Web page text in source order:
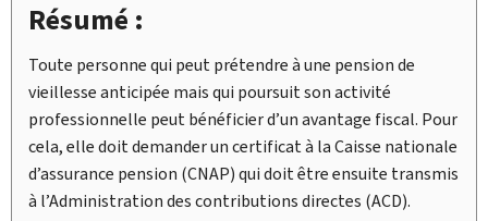
Résumé :
Toute personne qui peut prétendre à une pension de
vieillesse anticipée mais qui poursuit son activité
professionnelle peut bénéficier d’un avantage fiscal. Pour
cela, elle doit demander un certificat à la Caisse nationale
d’assurance pension (CNAP) qui doit être ensuite transmis
à l’Administration des contributions directes (ACD).